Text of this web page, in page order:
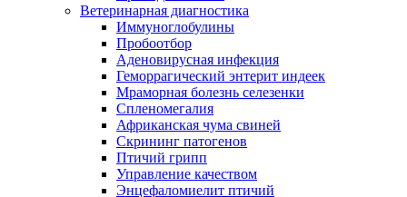
Ветеринарная диагностика
Иммуноглобулины
Пробоотбор
Аденовирусная инфекция
Геморрагический энтерит индеек
Мраморная болезнь селезенки
Спленомегалия
Африканская чума свиней
Скрининг патогенов
Птичий грипп
Управление качеством
Энцефаломиелит птичий